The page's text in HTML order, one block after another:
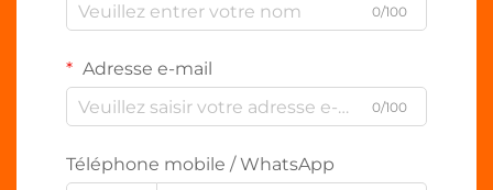
0/100
Adresse e-mail
0/100
Téléphone mobile / WhatsApp